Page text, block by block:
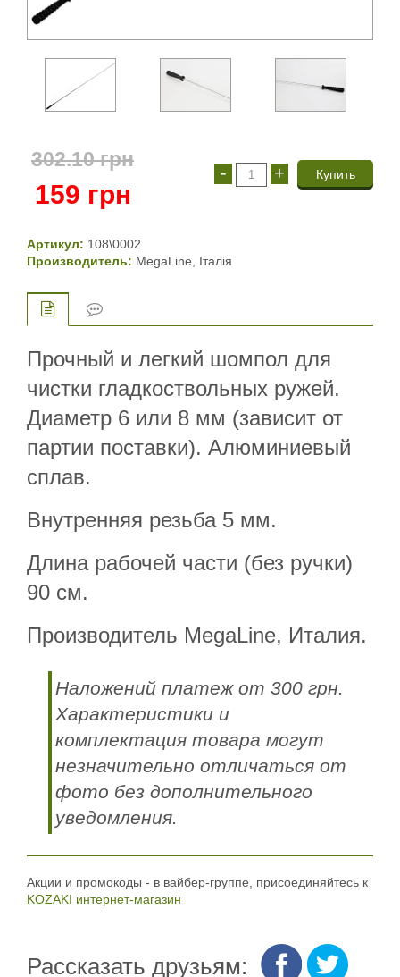
302.10 грн
159 грн
- +
Артикул: 108\0002
Производитель: MegaLine, Італія
Прочный и легкий шомпол для
чистки гладкоствольных ружей.
Диаметр 6 или 8 мм (зависит от
партии поставки). Алюминиевый
сплав.
Внутренняя резьба 5 мм.
Длина рабочей части (без ручки)
90 см.
Производитель MegaLine, Италия.
Наложений платеж от 300 грн.
Характеристики и
комплектация товара могут
незначительно отличаться от
фото без дополнительного
уведомления.
Акции и промокоды - в вайбер-группе, присоединяйтесь к
KOZAKI интернет-магазин
Рассказать друзьям: